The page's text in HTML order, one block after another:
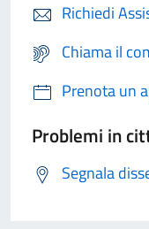
Richiedi
Chiama il
Prenota un
Problemi in
Segnala